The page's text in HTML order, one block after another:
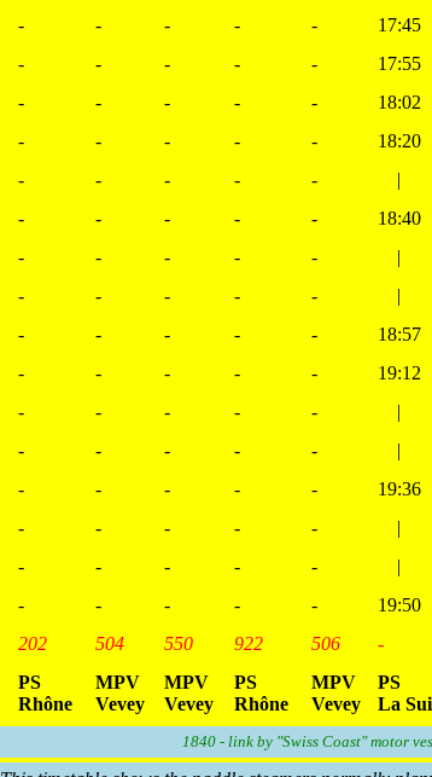
- - - - - 17:45
- - - - - 17:55
- - - - - 18:02
- - - - - 18:20
- - - - - |
- - - - - 18:40
- - - - - |
- - - - - |
- - - - - 18:57
- - - - - 19:12
- - - - - |
- - - - - |
- - - - - 19:36
- - - - - |
- - - - - |
- - - - - 19:50
202 504 550 922 506 -
PS
Rhône
MPV
Vevey
MPV
Vevey
PS
Rhône
MPV
Vevey
PS
La
1840 - link by "Swiss Coast" motor